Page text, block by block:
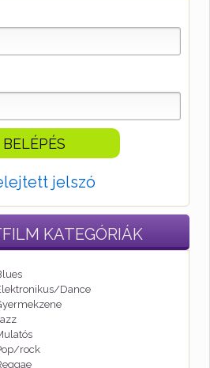
jelszó
KATEGÓRIÁK
Dance
rock